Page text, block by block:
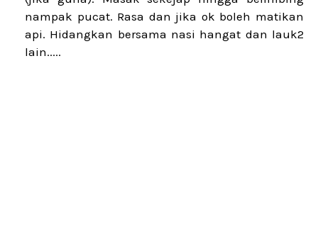
nampak pucat. Rasa dan jika ok boleh matikan
api. Hidangkan bersama nasi hangat dan lauk2
lain.....